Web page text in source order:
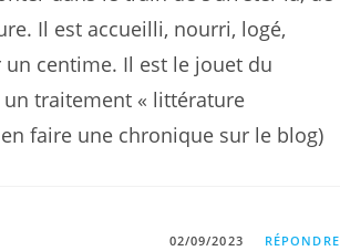
Il est accueilli, nourri, logé,
centime. Il est le jouet du
un traitement « littérature
en faire une chronique sur le blog)
02/09/2023 RÉPONDRE